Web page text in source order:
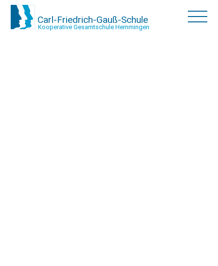
Carl-Friedrich-Gauß-Schule
Kooperative Gesamtschule Hemmingen